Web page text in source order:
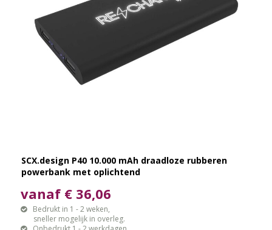
SCX.design P40 10.000 mAh draadloze rubberen
powerbank met oplichtend
vanaf € 36,06
Bedrukt in 1 - 2 weken,
sneller mogelijk in overleg.